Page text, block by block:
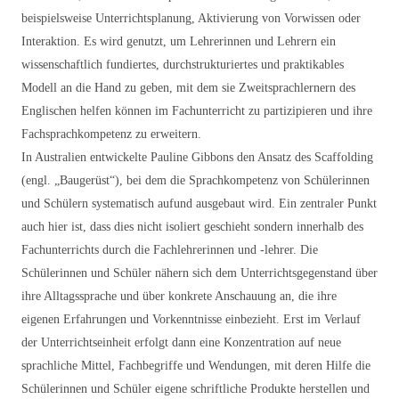
beispielsweise Unterrichtsplanung, Aktivierung von Vorwissen oder
Interaktion. Es wird genutzt, um Lehrerinnen und Lehrern ein
wissenschaftlich fundiertes, durchstrukturiertes und praktikables
Modell an die Hand zu geben, mit dem sie Zweitsprachlernern des
Englischen helfen können im Fachunterricht zu partizipieren und ihre
Fachsprachkompetenz zu erweitern.
In Australien entwickelte Pauline Gibbons den Ansatz des Scaffolding
(engl. „Baugerüst“), bei dem die Sprachkompetenz von Schülerinnen
und Schülern systematisch aufund ausgebaut wird. Ein zentraler Punkt
auch hier ist, dass dies nicht isoliert geschieht sondern innerhalb des
Fachunterrichts durch die Fachlehrerinnen und -lehrer. Die
Schülerinnen und Schüler nähern sich dem Unterrichtsgegenstand über
ihre Alltagssprache und über konkrete Anschauung an, die ihre
eigenen Erfahrungen und Vorkenntnisse einbezieht. Erst im Verlauf
der Unterrichtseinheit erfolgt dann eine Konzentration auf neue
sprachliche Mittel, Fachbegriffe und Wendungen, mit deren Hilfe die
Schülerinnen und Schüler eigene schriftliche Produkte herstellen und